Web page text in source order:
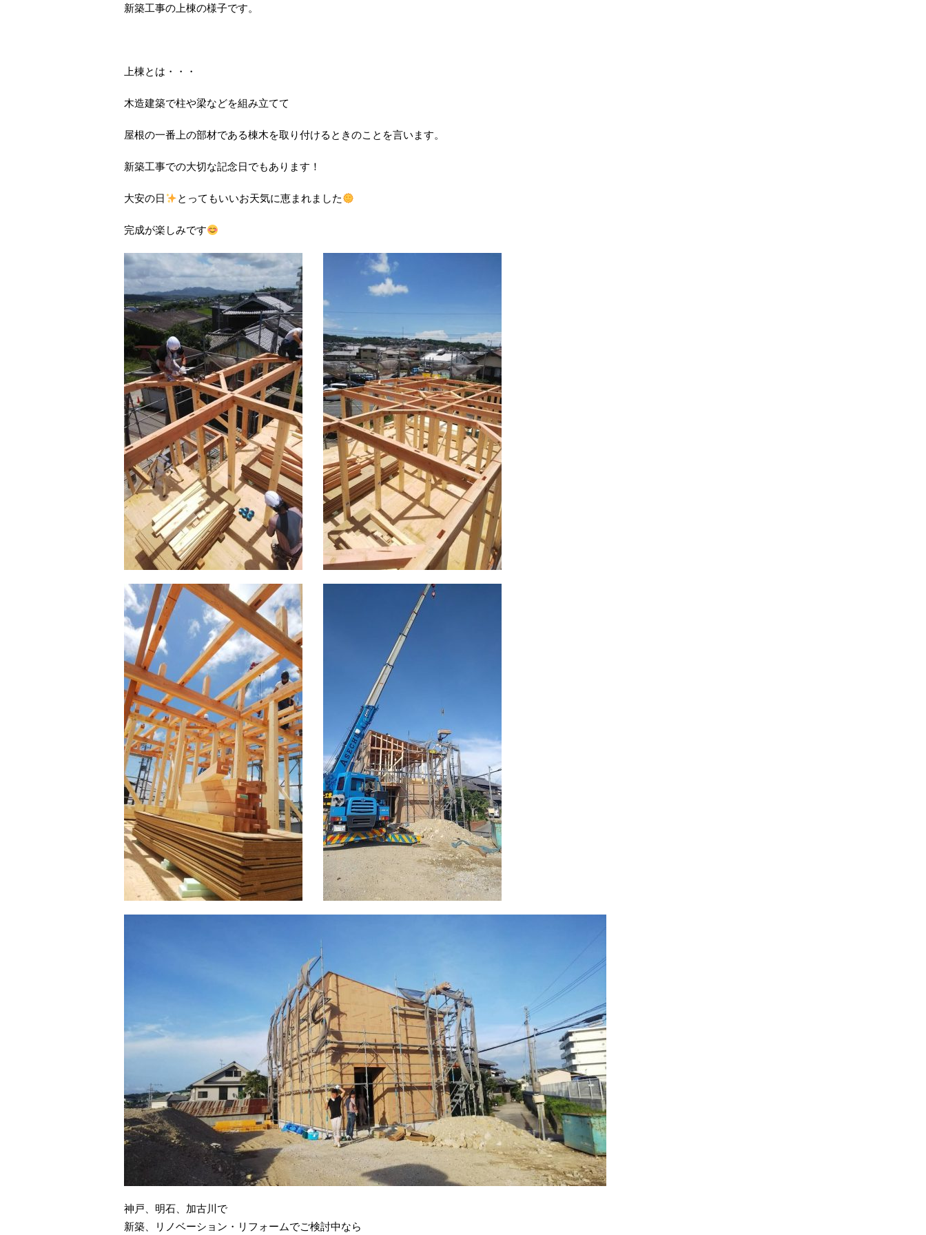
新築工事の上棟の様子です。
上棟とは・・・
木造建築で柱や梁などを組み立てて
屋根の一番上の部材である棟木を取り付けるときのことを言います。
新築工事での大切な記念日でもあります！
大安の日 とってもいいお天気に恵まれました
完成が楽しみです
神戸、明石、加古川で
新築、リノベーション・リフォームでご検討中なら